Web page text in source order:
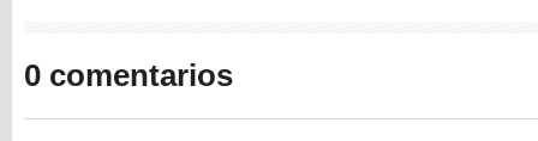
0 comentarios